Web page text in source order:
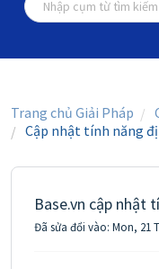
Trang chủ Giải Pháp
Cập nhật tính năng
Base.vn cập nhật
Đã sửa đổi vào: Mon, 21